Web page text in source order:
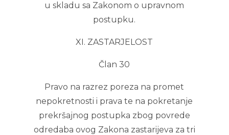
u skladu sa Zakonom o upravnom
postupku.
XI. ZASTARJELOST
Član 30
Pravo na razrez poreza na promet
nepokretnosti i prava te na pokretanje
prekršajnog postupka zbog povrede
odredaba ovog Zakona zastarijeva za tri